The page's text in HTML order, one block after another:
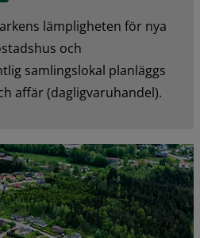
lämpligheten för nya
och
samlingslokal planläggs
affär (dagligvaruhandel).